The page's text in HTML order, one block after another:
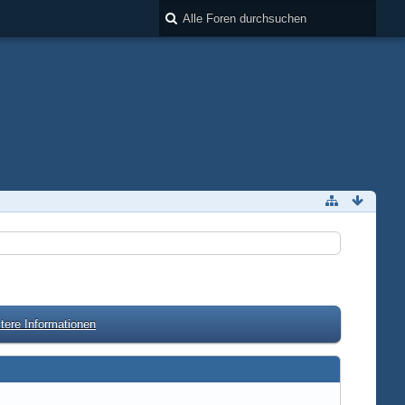
Informationen